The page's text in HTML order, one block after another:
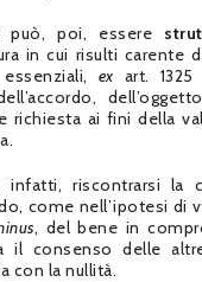
può, poi, essere
in cui risulti carente
ex art.
richiesta ai fini della
infatti, riscontrarsi la
come nell’ipotesi di
, del bene in
il consenso delle
con la nullità.